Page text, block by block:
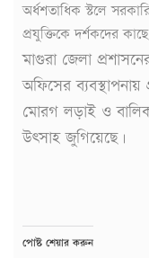
অর্ধশতাধিক স্টলে
প্রযুক্তিকে দর্শকদের
মাগুরা জেলা
অফিসের
মোরগ লড়াই ও
উৎসাহ জুগিয়েছে।
পোষ্ট শেয়ার করুন